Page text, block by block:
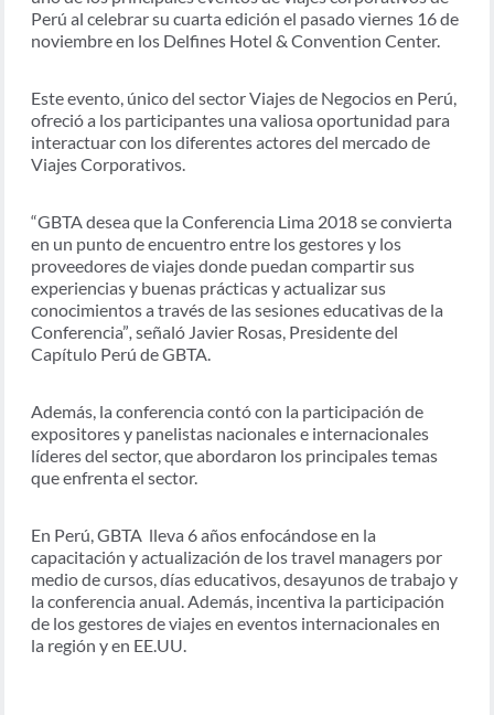
Perú al celebrar su cuarta edición el pasado viernes 16 de
noviembre en los Delfines Hotel & Convention Center.
Este evento, único del sector Viajes de Negocios en Perú,
ofreció a los participantes una valiosa oportunidad para
interactuar con los diferentes actores del mercado de
Viajes Corporativos.
“GBTA desea que la Conferencia Lima 2018 se convierta
en un punto de encuentro entre los gestores y los
proveedores de viajes donde puedan compartir sus
experiencias y buenas prácticas y actualizar sus
conocimientos a través de las sesiones educativas de la
Conferencia”, señaló Javier Rosas, Presidente del
Capítulo Perú de GBTA.
Además, la conferencia contó con la participación de
expositores y panelistas nacionales e internacionales
líderes del sector, que abordaron los principales temas
que enfrenta el sector.
En Perú, GBTA lleva 6 años enfocándose en la
capacitación y actualización de los travel managers por
medio de cursos, días educativos, desayunos de trabajo y
la conferencia anual. Además, incentiva la participación
de los gestores de viajes en eventos internacionales en
la región y en EE.UU.